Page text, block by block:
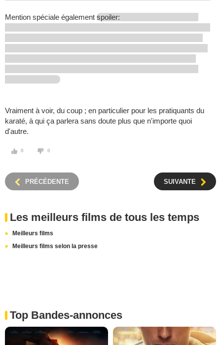
Mention spéciale également spoiler:
Vraiment à voir, du coup ; en particulier pour les pratiquants du
karaté, à qui ça parlera sans doute plus que n'importe quoi
d'autre.
0 0
PRÉCÉDENTE SUIVANTE
Les meilleurs films de tous les temps
Meilleurs films
Meilleurs films selon la presse
Top Bandes-annonces